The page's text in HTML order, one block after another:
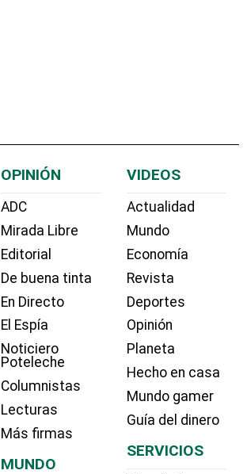
OPINIÓN
ADC
Mirada Libre
Editorial
De buena tinta
En Directo
El Espía
Noticiero
Poteleche
Columnistas
Lecturas
Más firmas
MUNDO
VIDEOS
Actualidad
Mundo
Economía
Revista
Deportes
Opinión
Planeta
Hecho en casa
Mundo gamer
Guía del dinero
SERVICIOS